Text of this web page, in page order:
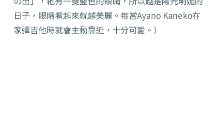
日子，眼睛看起來就越美麗。每當Ayano Kaneko在
家彈吉他時就會主動靠近，十分可愛。）